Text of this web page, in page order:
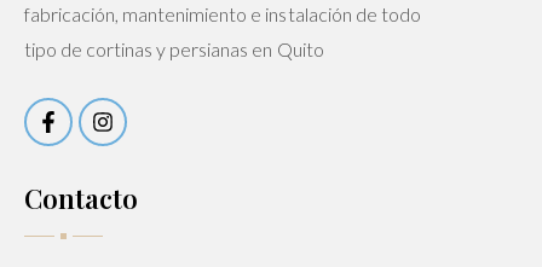
fabricación, mantenimiento e instalación de todo
tipo de cortinas y persianas en Quito
Contacto